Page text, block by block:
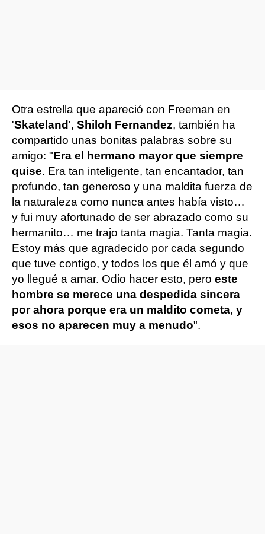
Otra estrella que apareció con Freeman en
'Skateland', Shiloh Fernandez, también ha
compartido unas bonitas palabras sobre su
amigo: "Era el hermano mayor que siempre
quise. Era tan inteligente, tan encantador, tan
profundo, tan generoso y una maldita fuerza de
la naturaleza como nunca antes había visto…
y fui muy afortunado de ser abrazado como su
hermanito… me trajo tanta magia. Tanta magia.
Estoy más que agradecido por cada segundo
que tuve contigo, y todos los que él amó y que
yo llegué a amar. Odio hacer esto, pero este
hombre se merece una despedida sincera
por ahora porque era un maldito cometa, y
esos no aparecen muy a menudo".